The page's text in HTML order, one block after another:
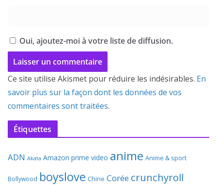
Oui, ajoutez-moi à votre liste de diffusion.
Ce site utilise Akismet pour réduire les indésirables. En
savoir plus sur la façon dont les données de vos
commentaires sont traitées.
Étiquettes
ADN Akata Amazon prime video anime Anime & sport
Bollywood boyslove Chine Corée crunchyroll